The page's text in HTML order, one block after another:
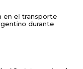
en el transporte
durante